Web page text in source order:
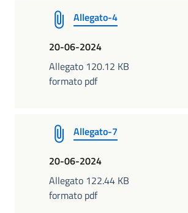
Allegato-4
20-06-2024
Allegato 120.12 KB
formato pdf
Allegato-7
20-06-2024
Allegato 122.44 KB
formato pdf